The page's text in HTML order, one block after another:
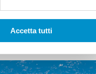
Accetta tutti